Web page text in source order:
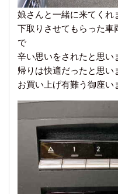
娘さんと一緒に来てくれ
下取りさせてもらった車
で
辛い思いをされたと思い
帰りは快適だったと思い
お買い上げ有難う御座い